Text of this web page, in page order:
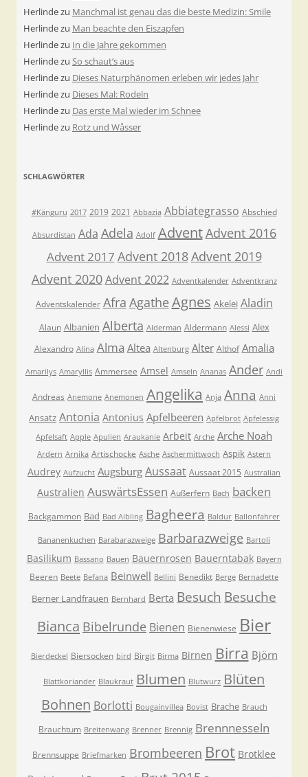
Herlindezu Manchmal ist genau das die beste Medizin: Smile
Herlindezu Man beachte den Eiszapfen
Herlindezu In die Jahre gekommen
Herlindezu So schaut’s aus
Herlindezu Dieses Naturphänomen erleben wir jedes Jahr
Herlindezu Dieses Mal: Rodeln
Herlindezu Das erste Mal wieder im Schnee
Herlindezu Rotz und Wåsser
SCHLAGWÖRTER
#Känguru 2017 2019 2021 Abbazia Abbiategrasso Abschied
Absurdistan Ada Adela Adolf AdventAdvent 2016
Advent 2017 Advent 2018Advent 2019
Advent 2020 Advent 2022 Adventkalender Adventkranz
Adventskalender Afra Agathe Agnes Akelei Aladin
Alaun Albanien Alberta Alderman Aldermann Alessi Alex
Alexandro Alina Alma Altea Altenburg Alter Althof Amalia
Amarilys Amaryllis Ammersee Amsel Amseln Ananas Ander Andi
Andreas Anemone Anemonen Angelika Anja Anna Anni
Ansatz Antonia Antonius Apfelbeeren Apfelbrot Apfelessig
Apfelsaft Apple Apulien Araukanie Arbeit Arche Arche Noah
Ardern Arnika Artischocke Asche Aschermittwoch Aspik Astern
Audrey Aufzucht Augsburg Aussaat Aussaat 2015 Australian
Australien AuswärtsEssen Außerfern Bach backen
Backgammon Bad Bad Aibling Bagheera Baldur Ballonfahrer
Bananenkuchen Barabarazweige Barbarazweige Bartoli
Basilikum Bassano Bauen Bauernrosen Bauerntabak Bayern
Beeren Beete Befana Beinwell Bellini Benedikt Berge Bernadette
Berner Landfrauen Bernhard Berta Besuch Besuche
Bianca Bibelrunde Bienen Bienenwiese Bier
Bierdeckel Biersocken bird Birgit Birma Birnen Birra Björn
Blattkoriander Blaukraut Blumen Blutwurz Blüten
Bohnen Borlotti Bougainvillea Bovist Brache Brauch
Brauchtum Breitenwang Brenner Brennig Brennnesseln
Brennsuppe Briefmarken Brombeeren Brot Brotklee